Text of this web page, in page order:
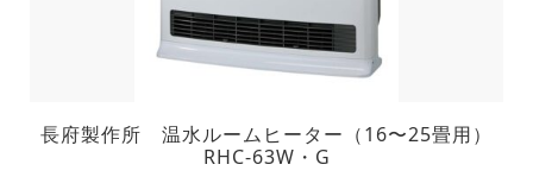
長府製作所 温水ルームヒーター（16〜25畳用）
RHC-63W・G